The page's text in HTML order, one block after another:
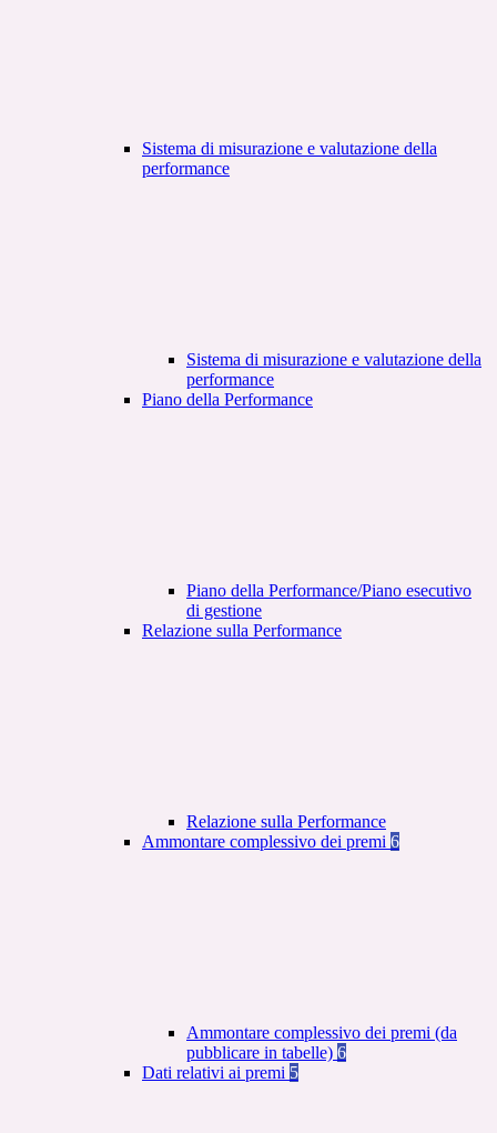
Sistema di misurazione e valutazione della
performance
Sistema di misurazione e valutazione della
performance
Piano della Performance
Piano della Performance/Piano esecutivo
di gestione
Relazione sulla Performance
Relazione sulla Performance
Ammontare complessivo dei premi 6
Ammontare complessivo dei premi (da
pubblicare in tabelle) 6
Dati relativi ai premi 5